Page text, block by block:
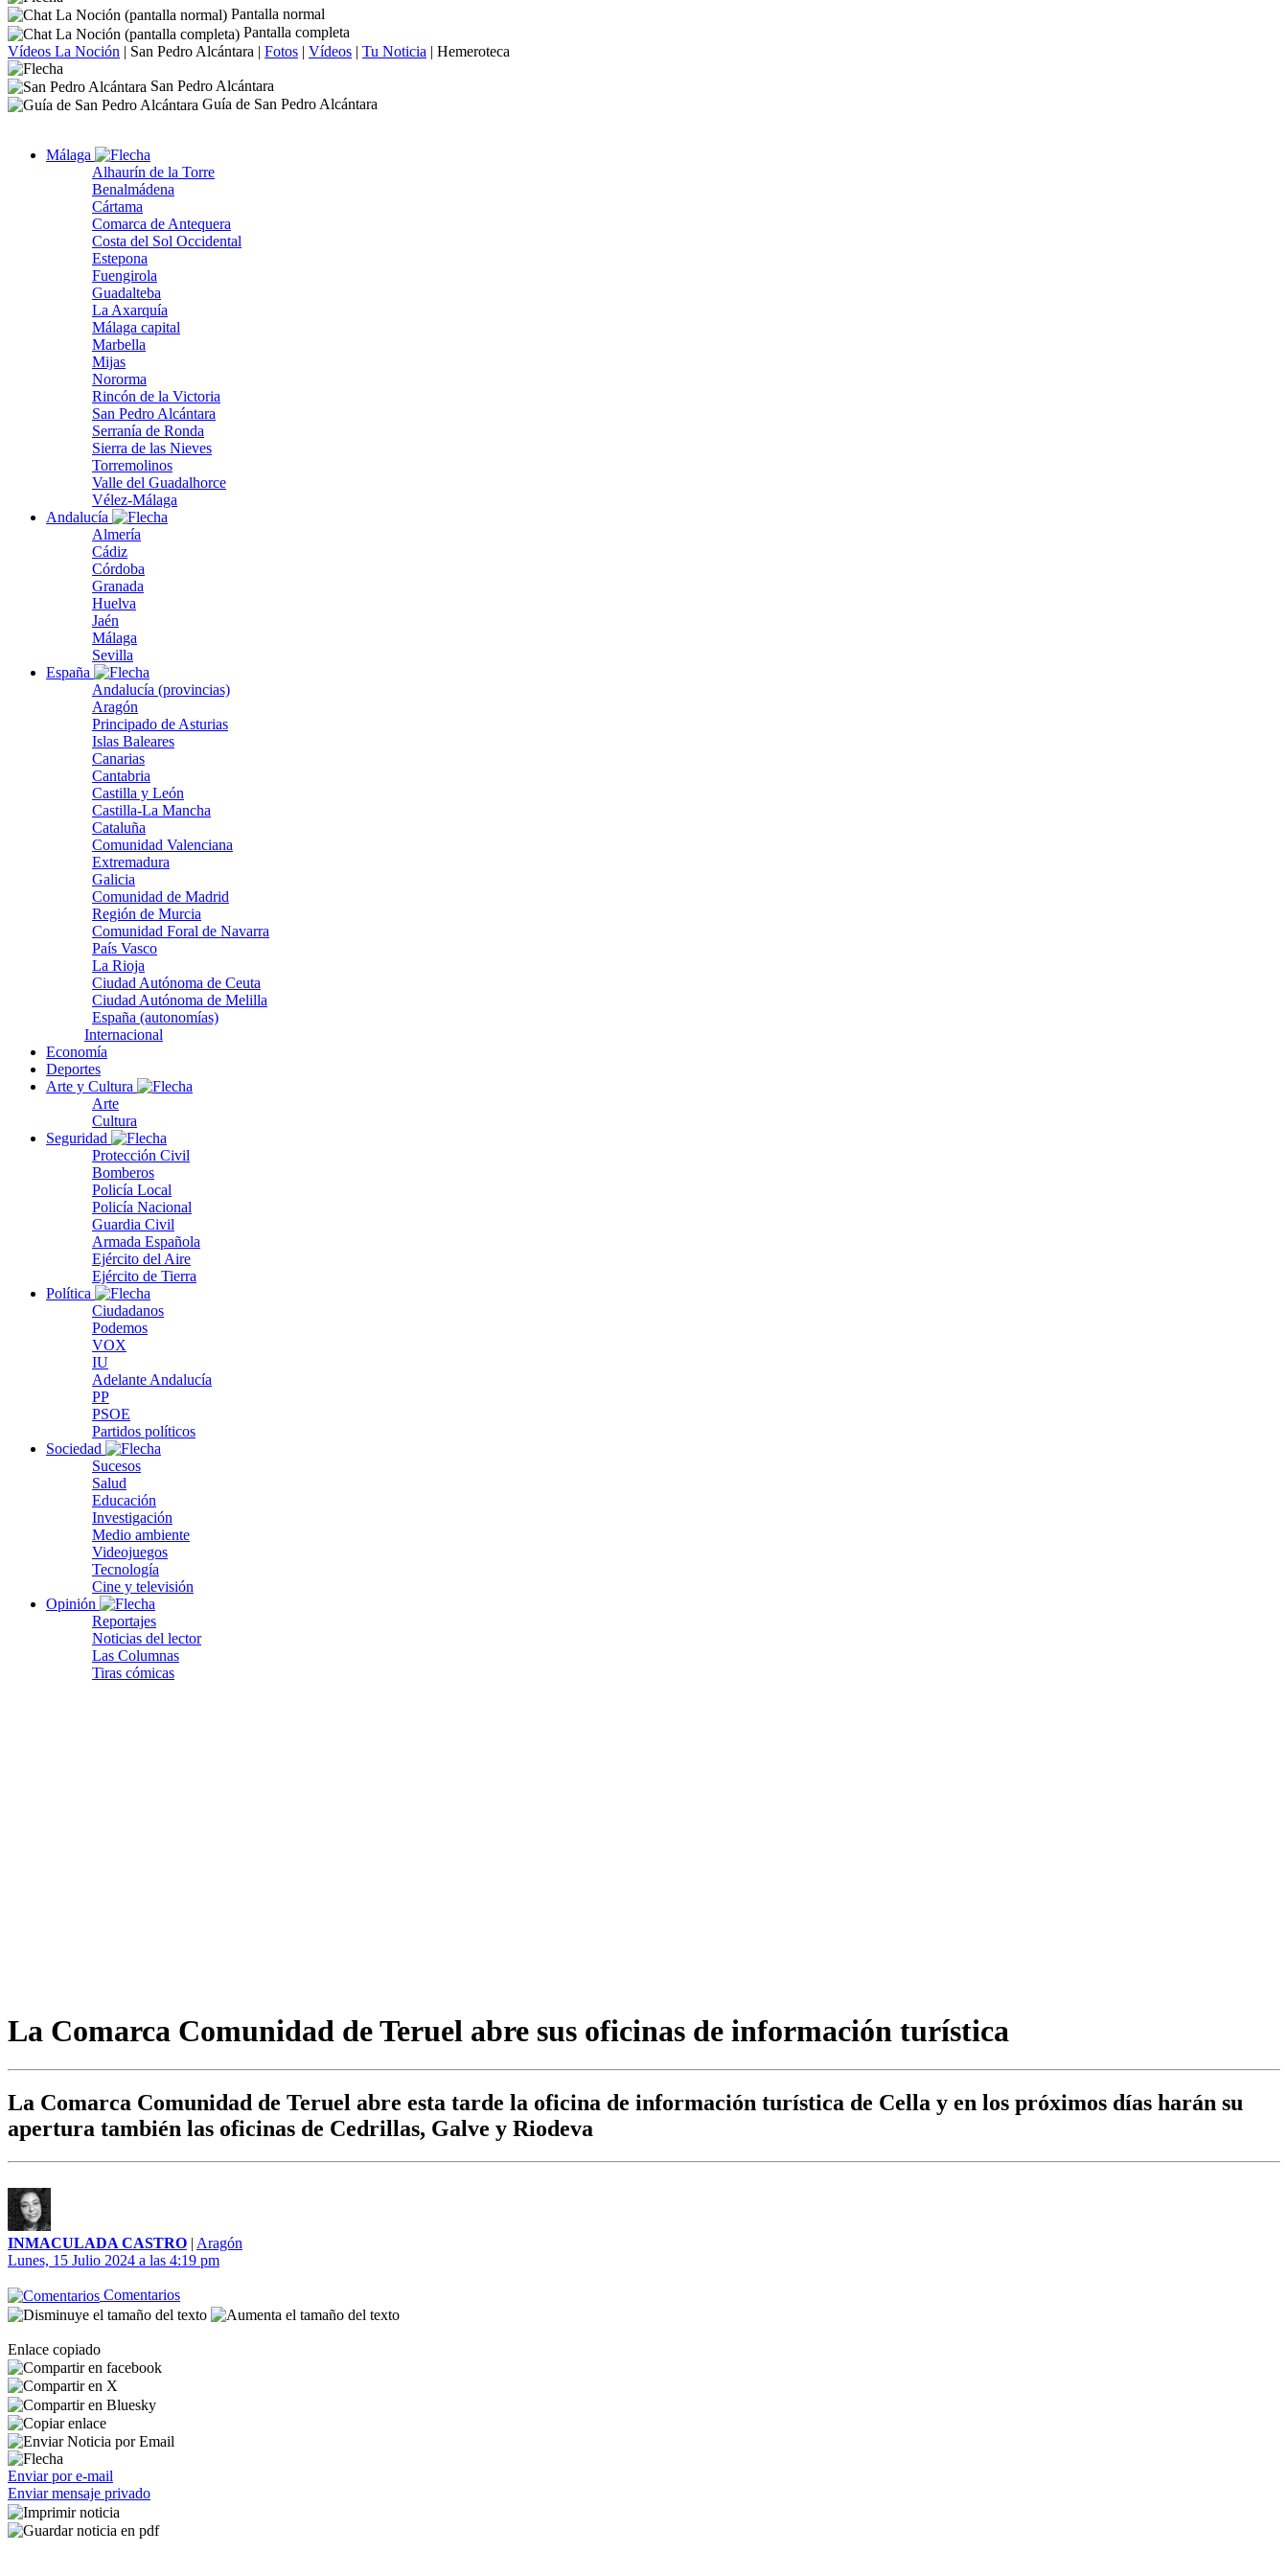
Pantalla normal
Pantalla completa
Vídeos La Noción | San Pedro Alcántara | Fotos | Vídeos | Tu Noticia | Hemeroteca
San Pedro Alcántara
Guía de San Pedro Alcántara
Málaga
Alhaurín de la Torre
Benalmádena
Cártama
Comarca de Antequera
Costa del Sol Occidental
Estepona
Fuengirola
Guadalteba
La Axarquía
Málaga capital
Marbella
Mijas
Nororma
Rincón de la Victoria
San Pedro Alcántara
Serranía de Ronda
Sierra de las Nieves
Torremolinos
Valle del Guadalhorce
Vélez-Málaga
Andalucía
Almería
Cádiz
Córdoba
Granada
Huelva
Jaén
Málaga
Sevilla
España
Andalucía (provincias)
Aragón
Principado de Asturias
Islas Baleares
Canarias
Cantabria
Castilla y León
Castilla-La Mancha
Cataluña
Comunidad Valenciana
Extremadura
Galicia
Comunidad de Madrid
Región de Murcia
Comunidad Foral de Navarra
País Vasco
La Rioja
Ciudad Autónoma de Ceuta
Ciudad Autónoma de Melilla
España (autonomías)
Internacional
Economía
Deportes
Arte y Cultura
Arte
Cultura
Seguridad
Protección Civil
Bomberos
Policía Local
Policía Nacional
Guardia Civil
Armada Española
Ejército del Aire
Ejército de Tierra
Política
Ciudadanos
Podemos
VOX
IU
Adelante Andalucía
PP
PSOE
Partidos políticos
Sociedad
Sucesos
Salud
Educación
Investigación
Medio ambiente
Videojuegos
Tecnología
Cine y televisión
Opinión
Reportajes
Noticias del lector
Las Columnas
Tiras cómicas
La Comarca Comunidad de Teruel abre sus oficinas de información turística
La Comarca Comunidad de Teruel abre esta tarde la oficina de información turística de Cella y en los próximos días harán su
apertura también las oficinas de Cedrillas, Galve y Riodeva
INMACULADA CASTRO | Aragón
Lunes, 15 Julio 2024 a las 4:19 pm
Comentarios
Enlace copiado
Enviar por e-mail
Enviar mensaje privado